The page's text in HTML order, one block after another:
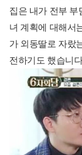
집은 내가 전부 부
녀 계획에 대해서
가 외동딸로 자랐
전하기도 했습니